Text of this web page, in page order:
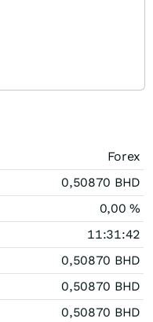
Forex
0,50870 BHD
0,00%
11:31:42
0,50870 BHD
0,50870 BHD
0,50870 BHD